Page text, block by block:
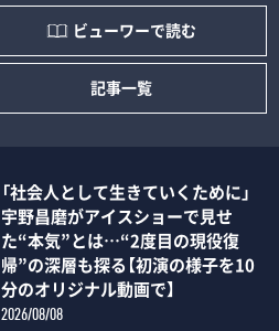
ビューワーで読む
記事一覧
「社会人として生きていくために」
宇野昌磨がアイスショーで見せ
た“本気”とは…“2度目の現役復
帰”の深層も探る【初演の様子を10
分のオリジナル動画で】
2026/08/08